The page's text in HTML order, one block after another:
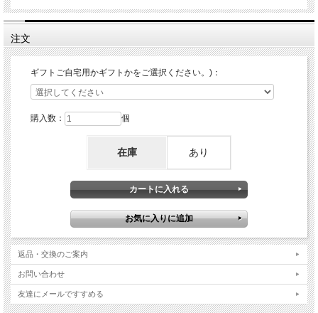
注文
ギフトご自宅用かギフトかをご選択ください。)：
購入数： 個
在庫 あり
返品・交換のご案内
お問い合わせ
友達にメールですすめる